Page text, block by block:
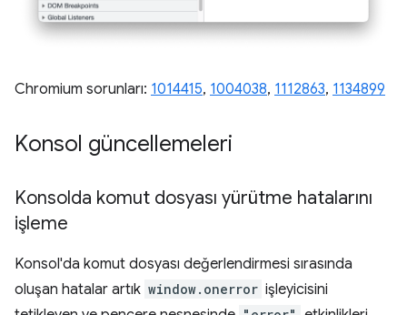
Chromium sorunları: 1014415, 1004038, 1112863, 1134899
Konsol güncellemeleri
Konsolda komut dosyası yürütme hatalarını
işleme
Konsol'da komut dosyası değerlendirmesi sırasında
oluşan hatalar artık window.onerror işleyicisini